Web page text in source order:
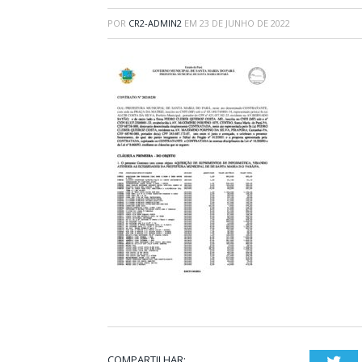
POR CR2-ADMIN2 EM 23 DE JUNHO DE 2022